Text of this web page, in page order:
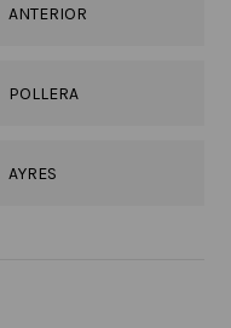
ANTERIOR
POLLERA
AYRES